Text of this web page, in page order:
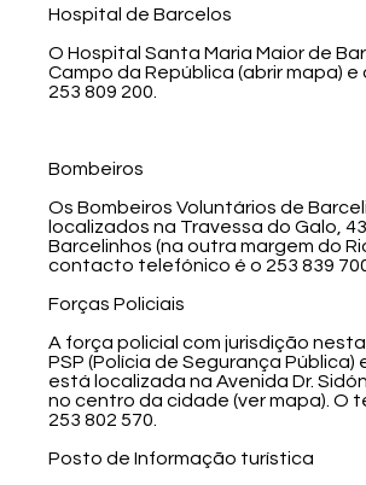
Hospital de Barcelos
O Hospital Santa Maria Maior de
Campo da República (abrir mapa)
253 809 200.
Bombeiros
Os Bombeiros Voluntários de
localizados na Travessa do Galo,
Barcelinhos (na outra margem do
contacto telefónico é o 253 839
Forças Policiais
A força policial com jurisdição
PSP (Polícia de Segurança Pública)
está localizada na Avenida Dr.
no centro da cidade (ver mapa). O
253 802 570.
Posto de Informação turística